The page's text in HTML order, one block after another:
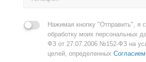
Нажимая кнопку "Отправить", я
обработку моих персональных
ФЗ от 27.07.2006 №152-ФЗ на
целей, определенных